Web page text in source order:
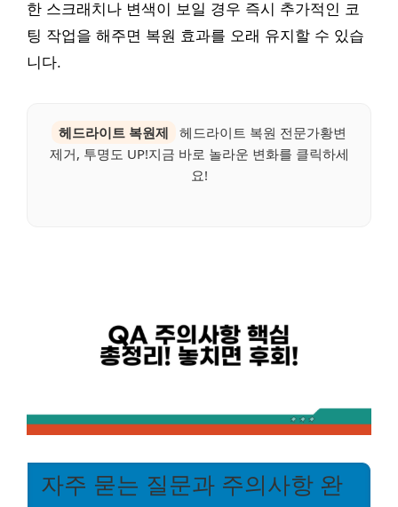
한 스크래치나 변색이 보일 경우 즉시 추가적인 코
팅 작업을 해주면 복원 효과를 오래 유지할 수 있습
니다.
헤드라이트 복원제
헤드라이트 복원 전문가황변
제거, 투명도 UP!지금 바로 놀라운 변화를 클릭하세
요!
자주 묻는 질문과 주의사항 완